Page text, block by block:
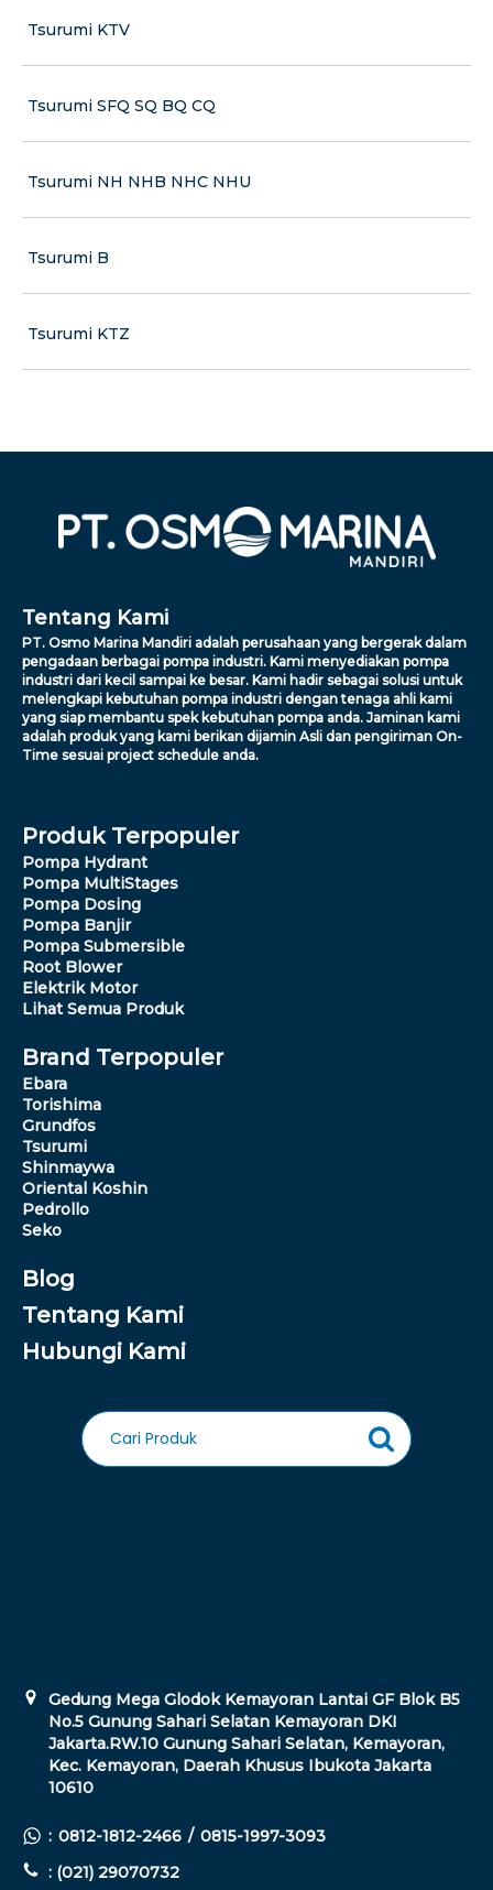
Tsurumi KTV
Tsurumi SFQ SQ BQ CQ
Tsurumi NH NHB NHC NHU
Tsurumi B
Tsurumi KTZ
Tentang Kami
PT. Osmo Marina Mandiri adalah perusahaan yang bergerak dalam
pengadaan berbagai pompa industri. Kami menyediakan pompa
industri dari kecil sampai ke besar. Kami hadir sebagai solusi untuk
melengkapi kebutuhan pompa industri dengan tenaga ahli kami
yang siap membantu spek kebutuhan pompa anda. Jaminan kami
adalah produk yang kami berikan dijamin Asli dan pengiriman On-
Time sesuai project schedule anda.
Produk Terpopuler
Pompa Hydrant
Pompa MultiStages
Pompa Dosing
Pompa Banjir
Pompa Submersible
Root Blower
Elektrik Motor
Lihat Semua Produk
Brand Terpopuler
Ebara
Torishima
Grundfos
Tsurumi
Shinmaywa
Oriental Koshin
Pedrollo
Seko
Blog
Tentang Kami
Hubungi Kami
Gedung Mega Glodok Kemayoran Lantai GF Blok B5
No.5 Gunung Sahari Selatan Kemayoran DKI
Jakarta.RW.10 Gunung Sahari Selatan, Kemayoran,
Kec. Kemayoran, Daerah Khusus Ibukota Jakarta
10610
: 0812-1812-2466 / 0815-1997-3093
: (021) 29070732